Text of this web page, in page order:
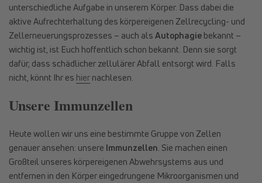
unterschiedliche Aufgabe in unserem Körper. Dass dabei die
aktive Aufrechterhaltung des körpereigenen Zellrecycling- und
Zellerneuerungsprozesses – auch als Autophagie bekannt –
wichtig ist, ist Euch hoffentlich schon bekannt. Denn sie sorgt
dafür, dass schädlicher zellulärer Abfall entsorgt wird. Falls
nicht, könnt Ihr es hier nachlesen.
Unsere Immunzellen
Heute wollen wir uns eine bestimmte Gruppe von Zellen
genauer ansehen: unsere Immunzellen. Sie machen einen
Großteil unseres körpereigenen Abwehrsystems aus und
entfernen in den Körper eingedrungene Mikroorganismen und